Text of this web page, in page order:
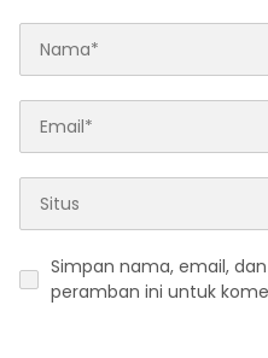
Simpan nama, email,
peramban ini untuk